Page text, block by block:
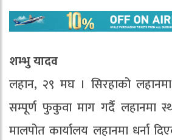
शम्भु यादव
लहान, २९ मघ । सिरहाको
सम्पूर्ण फुकुवा माग गर्दै लहानमा
मालपोत कार्यालय लहानमा धर्ना